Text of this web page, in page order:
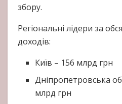
збору.
Регіональні лідери за
доходів:
Київ – 156 млрд грн
Дніпропетровська
млрд грн